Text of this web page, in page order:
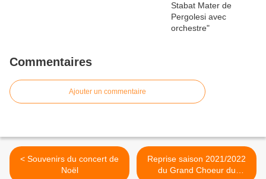
Commentaires
Ajouter un commentaire
< Souvenirs du concert de
Noël
Reprise saison 2021/2022
du Grand Choeur du